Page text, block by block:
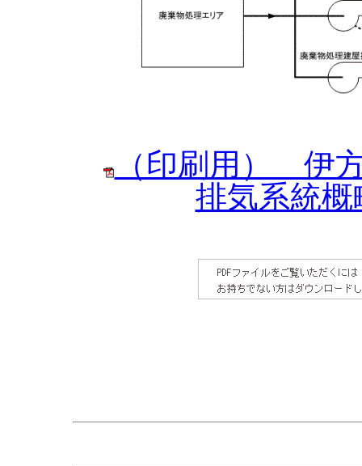
（印刷用） 伊
排気系統概